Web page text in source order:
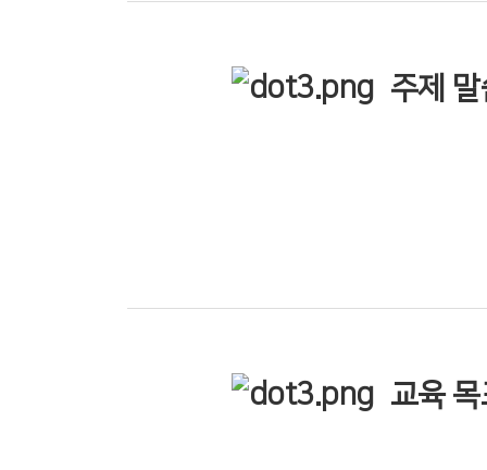
주제 말
교육 목